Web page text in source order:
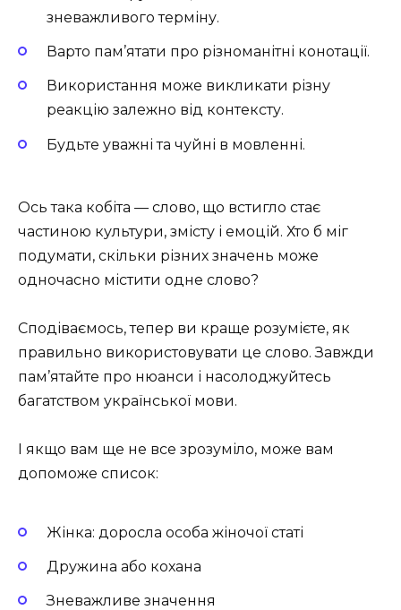
зневажливого терміну.
Варто пам’ятати про різноманітні конотації.
Використання може викликати різну
реакцію залежно від контексту.
Будьте уважні та чуйні в мовленні.
Ось така кобіта — слово, що встигло стає
частиною культури, змісту і емоцій. Хто б міг
подумати, скільки різних значень може
одночасно містити одне слово?
Сподіваємось, тепер ви краще розумієте, як
правильно використовувати це слово. Завжди
пам’ятайте про нюанси і насолоджуйтесь
багатством української мови.
І якщо вам ще не все зрозуміло, може вам
допоможе список:
Жінка: доросла особа жіночої статі
Дружина або кохана
Зневажливе значення